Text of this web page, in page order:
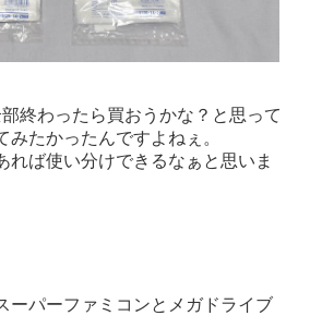
終わったら買おうかな？と思って
みたかったんですよねぇ。
れば使い分けできるなぁと思いま
ーパーファミコンとメガドライブ